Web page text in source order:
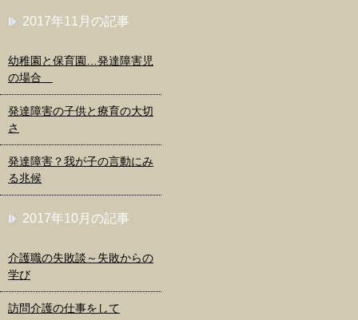
2017年11月の記事
幼稚園と保育園…発達障害児
の場合
発達障害の子供と療育の大切
さ
発達障害？我が子の言動にみ
る兆候
2017年10月の記事
介護職の失敗談～失敗からの
学び
訪問介護の仕事をして